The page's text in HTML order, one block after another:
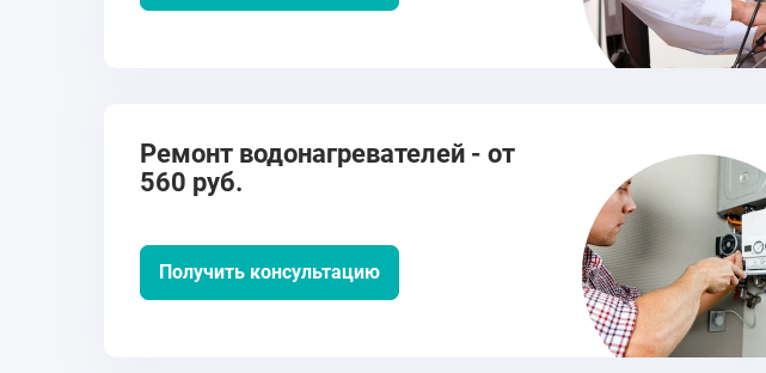
Ремонт водонагревателей - от
560 руб.
Получить консультацию